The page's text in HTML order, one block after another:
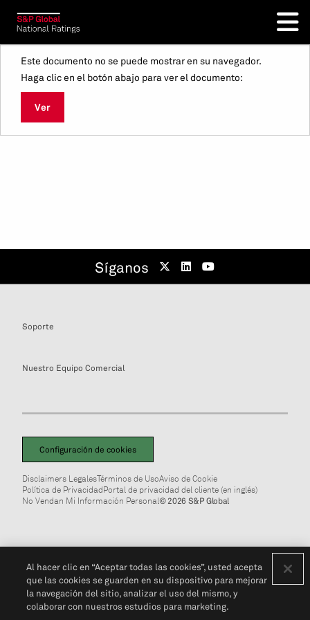
Este documento no se puede mostrar en su navegador.
Haga clic en el botón abajo para ver el documento:
Ver
Síganos
Soporte
Nuestro Equipo Comercial
Configuración de cookies
Disclaimers LegalesTérminos de UsoAviso de Cookie
Política de PrivacidadPortal de privacidad del cliente (en inglés)
No Vendan Mi Información Personal© 2026 S&P Global
Al hacer clic en “Aceptar todas las cookies”, usted acepta
que las cookies se guarden en su dispositivo para mejorar
la navegación del sitio, analizar el uso del mismo, y
colaborar con nuestros estudios para marketing.